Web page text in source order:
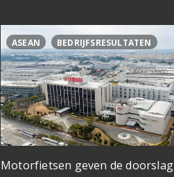
ASEAN BEDRIJFSRESULTATEN
Motorfietsen geven de doorslag